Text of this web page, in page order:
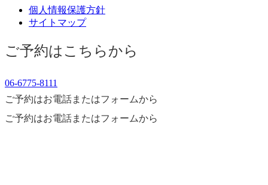
個人情報保護方針
サイトマップ
ご予約はこちらから
06-6775-8111
ご予約はお電話またはフォームから
ご予約はお電話またはフォームから